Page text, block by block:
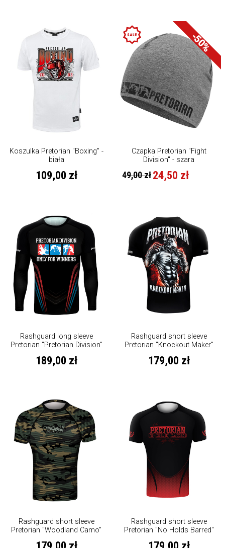
Koszulka Pretorian "Boxing" -
biała
109,00 zł
-50%
Czapka Pretorian "Fight
Division" - szara
49,00 zł 24,50 zł
Rashguard long sleeve
Pretorian "Pretorian Division"
189,00 zł
Rashguard short sleeve
Pretorian "Knockout Maker"
179,00 zł
Rashguard short sleeve
Pretorian "Woodland Camo"
Rashguard short sleeve
Pretorian "No Holds Barred"